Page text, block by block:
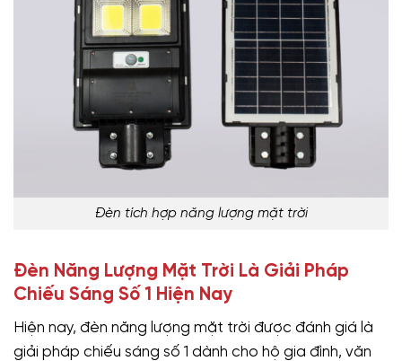
Đèn tích hợp năng lượng mặt trời
Đèn Năng Lượng Mặt Trời Là Giải Pháp
Chiếu Sáng Số 1 Hiện Nay
Hiện nay, đèn năng lượng mặt trời được đánh giá là
giải pháp chiếu sáng số 1 dành cho hộ gia đình, văn